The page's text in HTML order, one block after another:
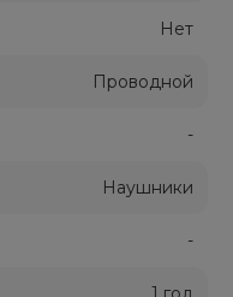
Нет
Проводной
-
Наушники
-